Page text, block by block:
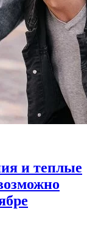
и теплые